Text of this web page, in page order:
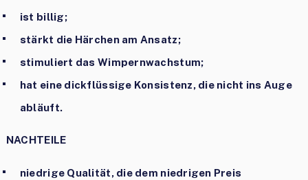
ist billig;
stärkt die Härchen am Ansatz;
stimuliert das Wimpernwachstum;
hat eine dickflüssige Konsistenz, die nicht ins Auge
abläuft.
NACHTEILE
niedrige Qualität, die dem niedrigen Preis